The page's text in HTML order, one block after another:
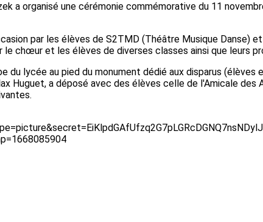
a organisé une cérémonie commémorative du 11
par les élèves de S2TMD (Théâtre Musique Danse)
le chœur et les élèves de diverses classes ainsi que leurs
du lycée au pied du monument dédié aux disparus (élèves
Huguet, a déposé avec des élèves celle de l'Amicale des